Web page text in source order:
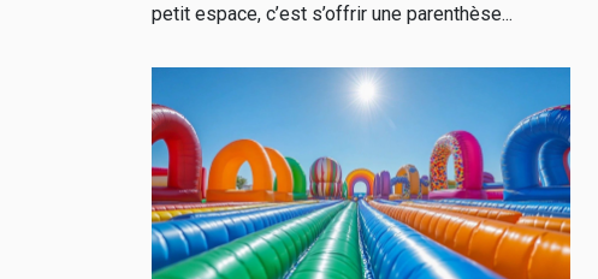
petit espace, c’est s’offrir une parenthèse...